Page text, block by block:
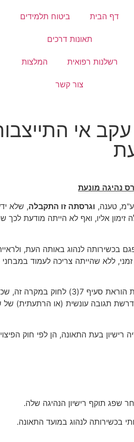
דף הבית ביטוח תלמידים
תאונות דרכים
רשלנות רפואית המלצות
צור קשר
עקב אי
נהיגה מונעת
טענה, וגרסתה זו התקבלה, שלא
אליו, ואף לא הייתה מודעת לכך
בכשירותה לנהוג באותה העת,
ללא שהייתה צריכה לעמוד במבחני
אשר על כן טוענת הנפגעת שאין להחיל את הוראת סעיף 7(3)
תגובה עונשית (או הרתעתית) של
בעת התאונה, הן לפי חוק
בכשירותה לנהוג במועד התאונה.